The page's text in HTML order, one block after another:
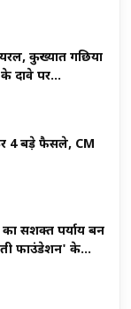
कुख्यात गछिया
दावे पर...
4 बड़े फैसले, CM
सशक्त पर्याय बन
फाउंडेशन' के